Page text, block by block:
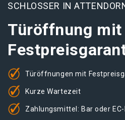
SCHLOSSER IN
Türöffnung mit
Türöffnungen mit
Kurze Wartezeit
Zahlungsmittel: Bar oder